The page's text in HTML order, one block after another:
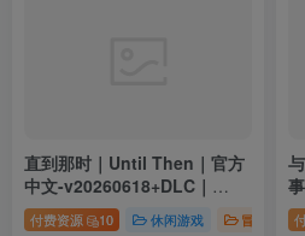
直到那时｜Until Then｜官方
中文-v20260618+DLC｜
3.37G｜免安装
付费资源 10 休闲游戏 冒险游戏